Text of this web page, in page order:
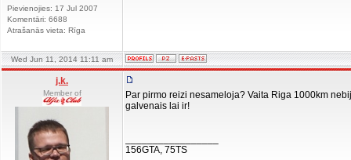
Pievienojies: 17 Jul 2007
Komentāri: 6688
Atrašanās vieta: Rīga
Wed Jun 11, 2014 11:11 am
j.k.
Member of
Par pirmo reizi nesameloja? Vaita Riga 1000km
galvenais lai ir!
156GTA, 75TS